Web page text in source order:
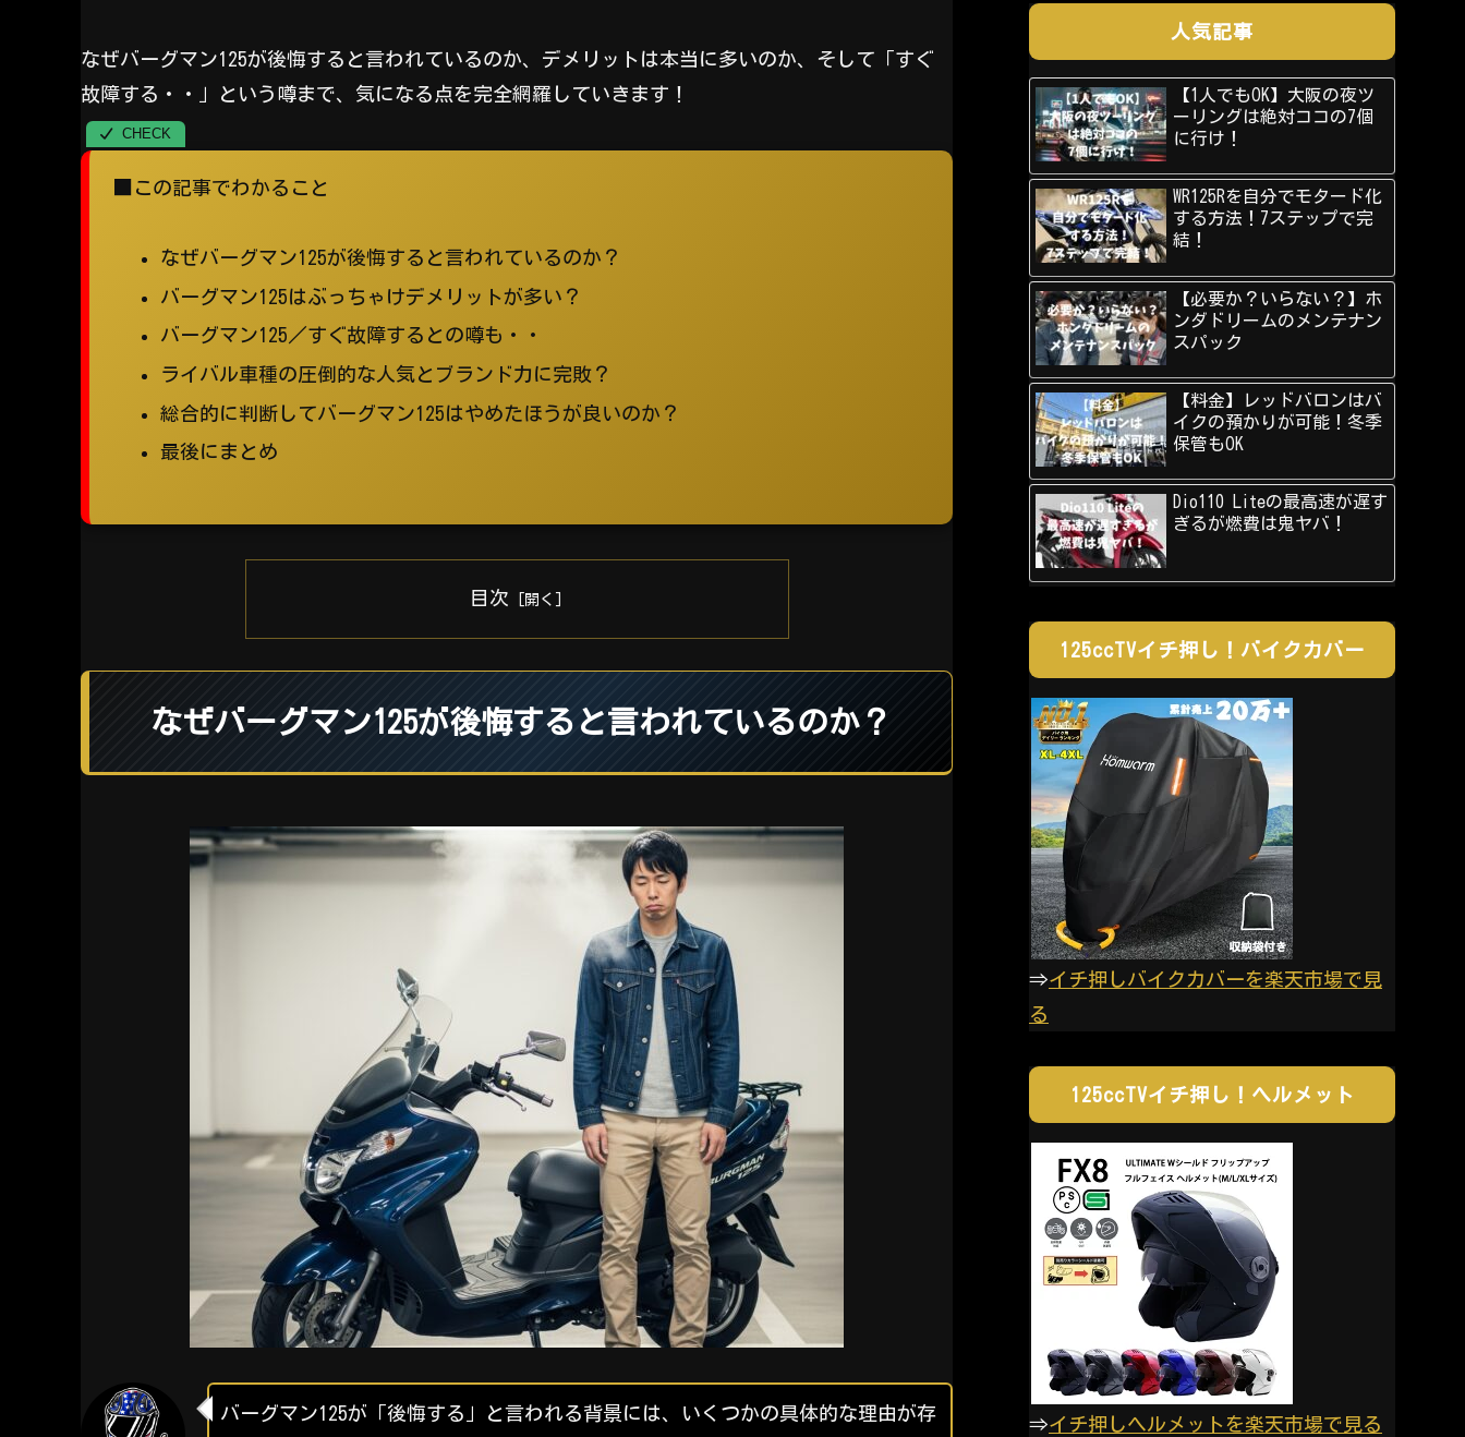
なぜバーグマン125が後悔すると言われているのか、デメリットは本当に多いのか、そして「すぐ
故障する・・」という噂まで、気になる点を完全網羅していきます！
■この記事でわかること
なぜバーグマン125が後悔すると言われているのか？
バーグマン125はぶっちゃけデメリットが多い？
バーグマン125／すぐ故障するとの噂も・・
ライバル車種の圧倒的な人気とブランド力に完敗？
総合的に判断してバーグマン125はやめたほうが良いのか？
最後にまとめ
目次
なぜバーグマン125が後悔すると言われているのか？
バーグマン125が「後悔する」と言われる背景には、いくつかの具体的な理由が存
人気記事
【1人でもOK】大阪の夜ツ
ーリングは絶対ココの7個
に行け！
WR125Rを自分でモタード化
する方法！7ステップで完
結！
【必要か？いらない？】ホ
ンダドリームのメンテナン
スパック
【料金】レッドバロンはバ
イクの預かりが可能！冬季
保管もOK
Dio110 Liteの最高速が遅す
ぎるが燃費は鬼ヤバ！
125ccTVイチ押し！バイクカバー
⇒イチ押しバイクカバーを楽天市場で見
る
125ccTVイチ押し！ヘルメット
⇒イチ押しヘルメットを楽天市場で見る